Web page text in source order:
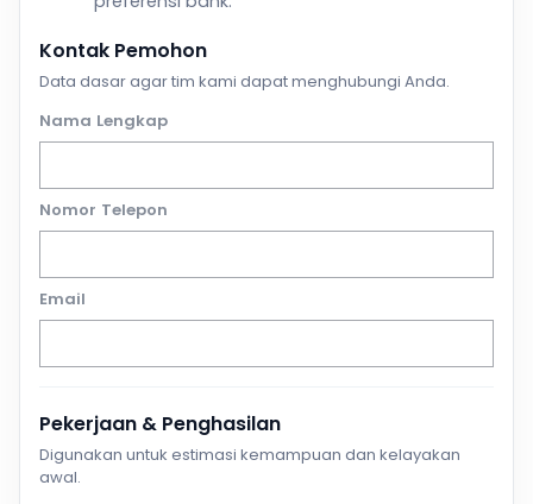
Kontak Pemohon
Data dasar agar tim kami dapat menghubungi Anda.
Nama Lengkap
Nomor Telepon
Email
Pekerjaan & Penghasilan
Digunakan untuk estimasi kemampuan dan kelayakan
awal.